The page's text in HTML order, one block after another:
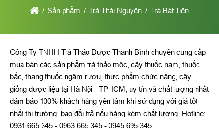
Sản phẩm Trà Thái Nguyên Trà Bát Tiên
Công Ty TNHH Trà Thảo Dược Thanh Bình chuyên cung cấp
mua bán các sản phẩm trà thảo mộc, cây thuốc nam, thuốc
bắc, thang thuốc ngâm rượu, thực phẩm chức năng, cây
giống dược liệu tại Hà Nội - TPHCM, uy tín và chất lượng nhất
đảm bảo 100% khách hàng yên tâm khi sử dụng với giá tốt
nhất thị trường, bao đổi trả nếu hàng kém chất lượng, Hotline:
0931 665 345 - 0963 665 345 - 0945 695 345.